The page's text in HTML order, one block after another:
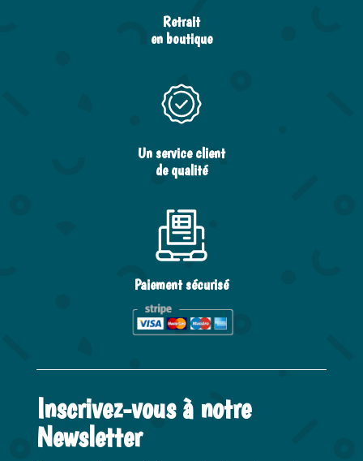
Retrait
en boutique
Un service client
de qualité
Paiement sécurisé
Inscrivez-vous à notre
Newsletter